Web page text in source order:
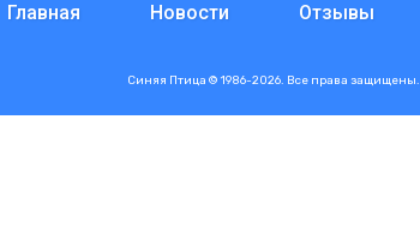
Главная Новости Отзывы
Синяя Птица © 1986-2026. Все права защищены.